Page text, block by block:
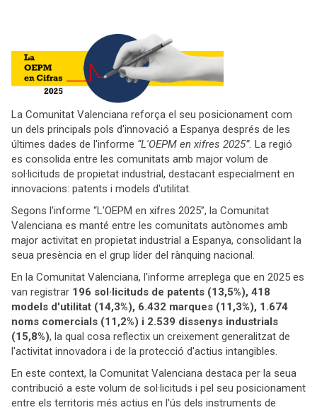
La Comunitat Valenciana reforça el seu posicionament com
un dels principals pols d'innovació a Espanya després de les
últimes dades de l'informe “L'OEPM en xifres 2025”. La regió
es consolida entre les comunitats amb major volum de
sol·licituds de propietat industrial, destacant especialment en
innovacions: patents i models d'utilitat.
Segons l'informe “L'OEPM en xifres 2025”, la Comunitat
Valenciana es manté entre les comunitats autònomes amb
major activitat en propietat industrial a Espanya, consolidant la
seua presència en el grup líder del rànquing nacional.
En la Comunitat Valenciana, l'informe arreplega que en 2025 es
van registrar 196 sol·licituds de patents (13,5%), 418
models d'utilitat (14,3%), 6.432 marques (11,3%), 1.674
noms comercials (11,2%) i 2.539 dissenys industrials
(15,8%), la qual cosa reflectix un creixement generalitzat de
l'activitat innovadora i de la protecció d'actius intangibles.
En este context, la Comunitat Valenciana destaca per la seua
contribució a este volum de sol·licituds i pel seu posicionament
entre els territoris més actius en l'ús dels instruments de